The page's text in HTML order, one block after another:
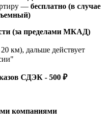
— бесплатно (в случае
(за пределами МКАД)
км), дальше действует
СДЭК - 500 ₽
компаниями